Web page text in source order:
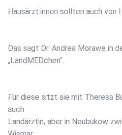
Hausärzt:innen sollten auch von
Das sagt Dr. Andrea Morawe in
„LandMEDchen“.
Für diese sitzt sie mit Theresa
auch
Landärztin, aber in Neubukow